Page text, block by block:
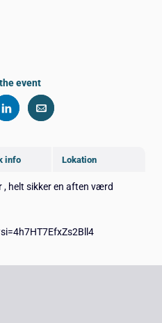
info Lokation
, helt sikker en aften værd
event